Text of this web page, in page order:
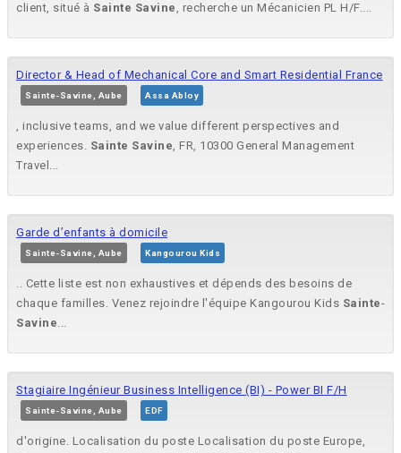
client, situé à Sainte Savine , recherche un Mécanicien PL H/F....
Director & Head of Mechanical Core and Smart Residential France
Sainte-Savine, Aube Assa Abloy
, inclusive teams, and we value different perspectives and
experiences. Sainte Savine, FR, 10300 General Management
Travel...
Garde d’enfants à domicile
Sainte-Savine, Aube Kangourou Kids
.. Cette liste est non exhaustives et dépends des besoins de
chaque familles. Venez rejoindre l'équipe Kangourou Kids Sainte-
Savine...
Stagiaire Ingénieur Business Intelligence (BI) - Power BI F/H
Sainte-Savine, Aube EDF
d'origine. Localisation du poste Localisation du poste Europe,